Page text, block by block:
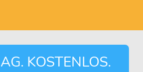
KOSTENLOS.